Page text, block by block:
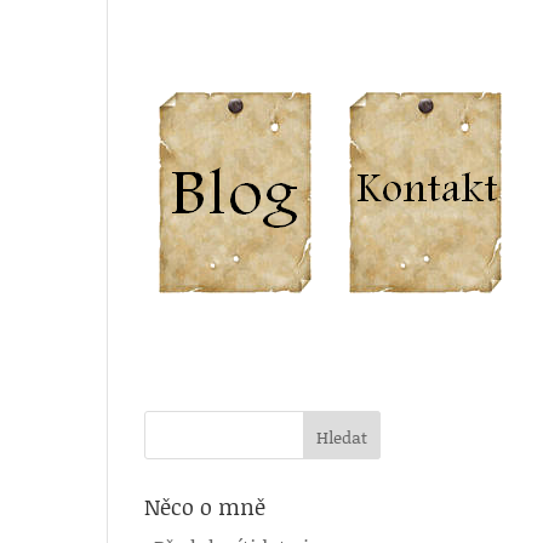
Něco o mně